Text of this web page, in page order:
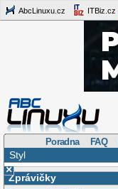
AbcLinuxu.cz ITBiz.cz
Poradna FAQ
Styl
×
Zprávičky